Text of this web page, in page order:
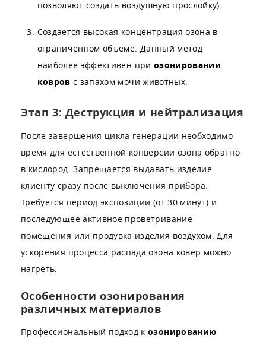
позволяют создать воздушную прослойку).
Создается высокая концентрация озона в
ограниченном объеме. Данный метод
наиболее эффективен при озонировании
ковров с запахом мочи животных.
Этап 3: Деструкция и нейтрализация
После завершения цикла генерации необходимо
время для естественной конверсии озона обратно
в кислород. Запрещается выдавать изделие
клиенту сразу после выключения прибора.
Требуется период экспозиции (от 30 минут) и
последующее активное проветривание
помещения или продувка изделия воздухом. Для
ускорения процесса распада озона ковер можно
нагреть.
Особенности озонирования
различных материалов
Профессиональный подход козонированию